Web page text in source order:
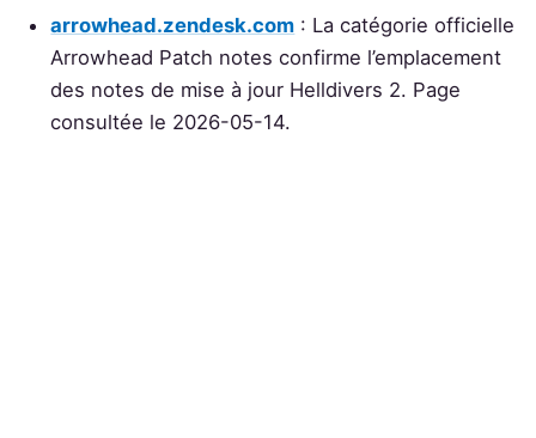
arrowhead.zendesk.com : La catégorie officielle
Arrowhead Patch notes confirme l’emplacement
des notes de mise à jour Helldivers 2. Page
consultée le 2026-05-14.